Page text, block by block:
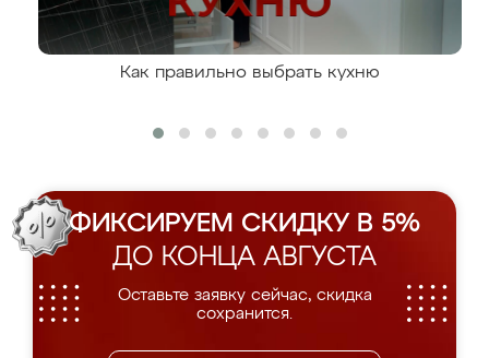
Как правильно выбрать кухню
ФИКСИРУЕМ СКИДКУ В 5%
ДО КОНЦА АВГУСТА
Оставьте заявку сейчас, скидка
сохранится.